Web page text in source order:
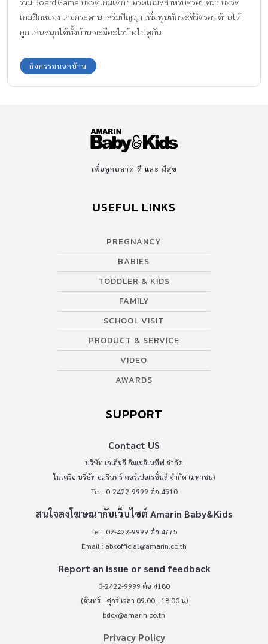
เกมฝึกสมอง เกมกระดาน เสริมปัญญา เพิ่มพูนทักษะชีวิตรอบด้านให้
ลูก เล่นสนุกได้ทั้งบ้าน จะมีอะไรบ้างไปดูกัน
กิจกรรมนอกบ้าน
เพื่อลูกฉลาด ดี และ มีสุข
USEFUL LINKS
PREGNANCY
BABIES
TODDLER & KIDS
FAMILY
SCHOOL VISIT
PRODUCT & SERVICE
VIDEO
AWARDS
SUPPORT
Contact US
บริษัท เอเอ็มอี อิมเมจิเนทีฟ จำกัด
ในเครือ บริษัท อมรินทร์ คอร์เปอเรชั่นส์ จำกัด (มหาชน)
Tel : 0-2422-9999 ต่อ 4510
สนใจลงโฆษณากับเว็บไซต์ Amarin Baby&Kids
Tel : 02-422-9999 ต่อ 4775
Email : abkofficial@amarin.co.th
Report an issue or send feedback
0-2422-9999 ต่อ 4180
(จันทร์ - ศุกร์ เวลา 09.00 - 18.00 น)
bdcx@amarin.co.th
Privacy Policy